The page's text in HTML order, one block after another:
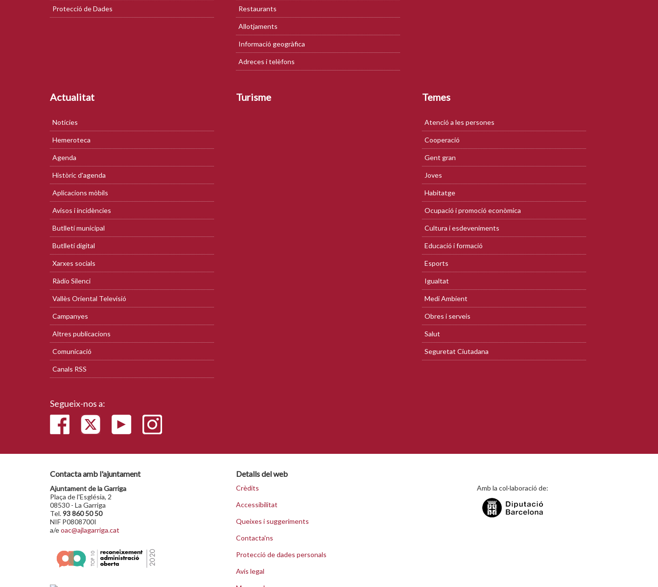
Protecció de Dades Restaurants
Allotjaments
Informació geogràfica
Adreces i telèfons
Actualitat
Notícies
Hemeroteca
Agenda
Històric d'agenda
Aplicacions mòbils
Avisos i incidències
Butlletí municipal
Butlletí digital
Xarxes socials
Ràdio Silenci
Vallès Oriental Televisió
Campanyes
Altres publicacions
Comunicació
Canals RSS
Turisme Temes
Atenció a les persones
Cooperació
Gent gran
Joves
Habitatge
Ocupació i promoció econòmica
Cultura i esdeveniments
Educació i formació
Esports
Igualtat
Medi Ambient
Obres i serveis
Salut
Seguretat Ciutadana
Segueix-nos a:
Contacta amb l'ajuntament
Ajuntament de la Garriga
Plaça de l'Església, 2
08530 - La Garriga
Tel.93 860 50 50
NIF P0808700I
a/eoac@ajlagarriga.cat
Detalls del web
Crèdits
Accessibilitat
Queixes i suggeriments
Contacta'ns
Protecció de dades personals
Avís legal
Amb la col·laboració de: